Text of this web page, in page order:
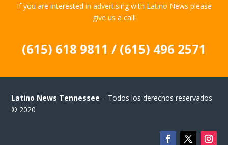
If you are interested in advertising with Latino News please
give us a call!
(615) 618 9811 / (615) 496 2571
Latino News Tennessee – Todos los derechos reservados
© 2020